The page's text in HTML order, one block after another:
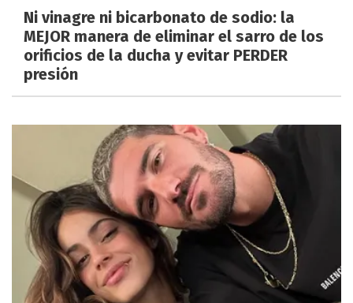
Ni vinagre ni bicarbonato de sodio: la
MEJOR manera de eliminar el sarro de los
orificios de la ducha y evitar PERDER
presión